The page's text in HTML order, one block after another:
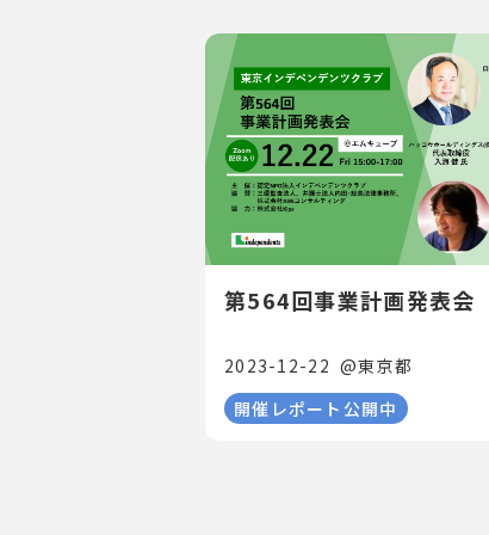
第564回事業計画発表会
2023-12-22 @東京都
開催レポート公開中